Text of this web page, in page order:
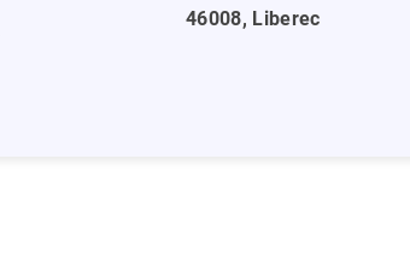
46008, Liberec